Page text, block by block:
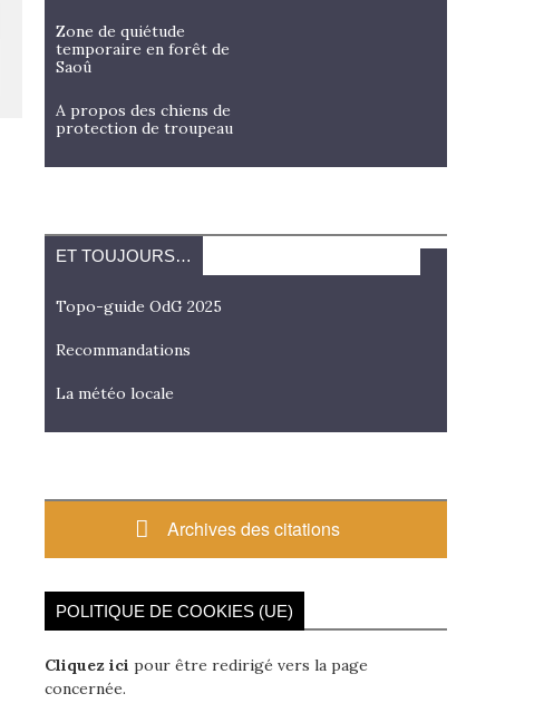
Zone de quiétude
temporaire en forêt de
Saoû
A propos des chiens de
protection de troupeau
ET TOUJOURS…
Topo-guide OdG 2025
Recommandations
La météo locale
Archives des citations
POLITIQUE DE COOKIES (UE)
Cliquez ici pour être redirigé vers la page
concernée.